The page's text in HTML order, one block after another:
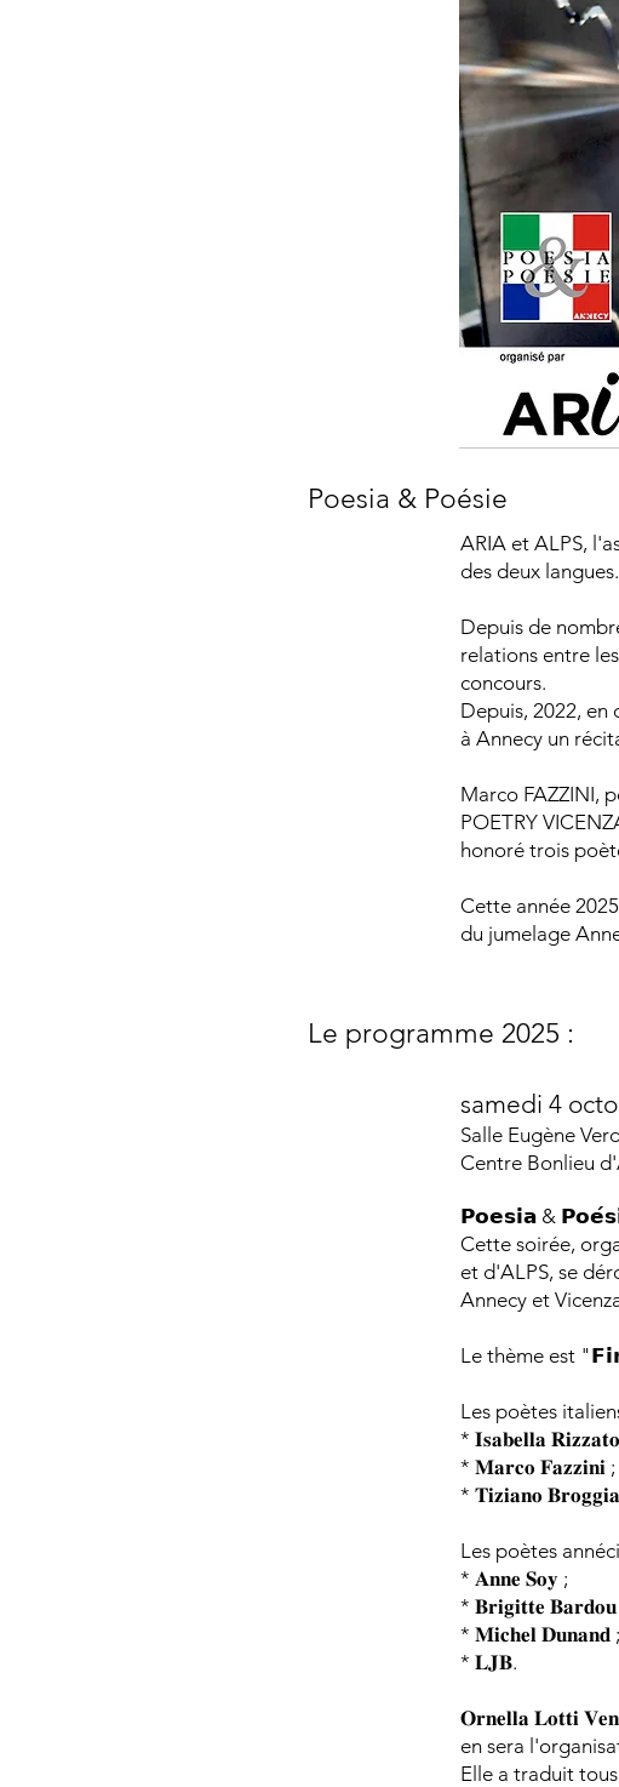
Poesia & Poésie
ARIA et ALPS,
des deux langues.
Depuis de
relations entre
concours.
Depuis, 2022, en
à Annecy un
Marco FAZZINI,
POETRY
honoré trois
Cette année
du jumelage
Le programme 2025 :
samedi 4
Salle Eugène
Centre Bonlieu
𝗣𝗼𝗲𝘀𝗶𝗮 &
Cette soirée,
et d'ALPS, se
Annecy et
Le thème est
Les poètes
* 𝐈𝐬𝐚𝐛𝐞𝐥𝐥𝐚
* 𝐌𝐚𝐫𝐜𝐨 𝐅𝐚𝐳𝐳𝐢𝐧𝐢 ;
* 𝐓𝐢𝐳𝐢𝐚𝐧𝐨
Les poètes
* 𝐀𝐧𝐧𝐞 𝐒𝐨𝐲 ;
* 𝐁𝐫𝐢𝐠𝐢𝐭𝐭𝐞
* 𝐌𝐢𝐜𝐡𝐞𝐥 𝐃𝐮𝐧𝐚𝐧𝐝 ;
* 𝐋𝐉𝐁.
𝐎𝐫𝐧𝐞𝐥𝐥𝐚 𝐋𝐨𝐭𝐭𝐢
en sera
Elle a traduit